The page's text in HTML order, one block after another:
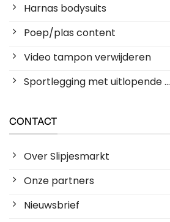
Harnas bodysuits
Poep/plas content
Video tampon verwijderen
Sportlegging met uitlopende ...
CONTACT
Over Slipjesmarkt
Onze partners
Nieuwsbrief